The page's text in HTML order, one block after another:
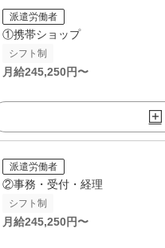
派遣労働者
①携帯ショップ
シフト制
月給245,250円〜
派遣労働者
②事務・受付・経理
シフト制
月給245,250円〜